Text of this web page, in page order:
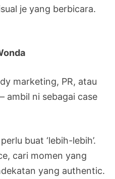
je yang berbicara.
marketing, PR, atau
ni sebagai case
buat ‘lebih-lebih’.
cari momen yang
yang authentic.